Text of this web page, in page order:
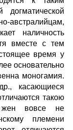
наличность
вместе с тем
время у
основательно
моногамия.
касающиеся
такою
жен вовсе не
племени